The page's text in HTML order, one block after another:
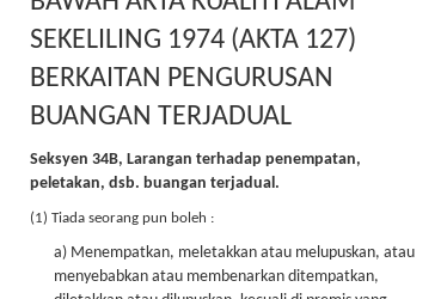
SEKELILING 1974 (AKTA 127)
BERKAITAN PENGURUSAN
BUANGAN TERJADUAL
Seksyen 34B, Larangan terhadap penempatan,
peletakan, dsb. buangan terjadual.
(1) Tiada seorang pun boleh :
a) Menempatkan, meletakkan atau melupuskan, atau
menyebabkan atau membenarkan ditempatkan,